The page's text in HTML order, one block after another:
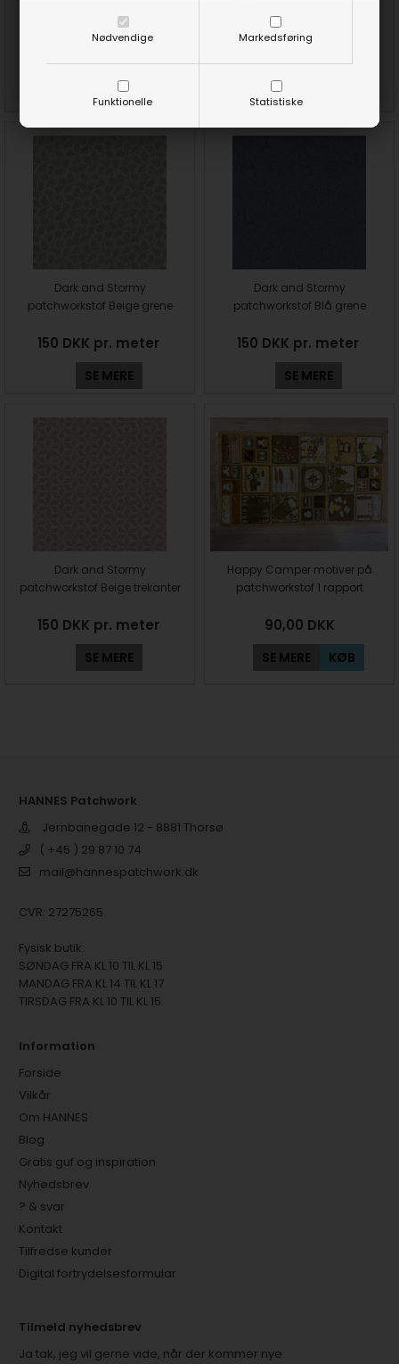
Nødvendige Markedsføring
Funktionelle Statistiske
patchworkstof blå snirkler
150 DKK pr. meter
SE MERE
patchworkstof blå blomster
150 DKK pr. meter
SE MERE
Dark and Stormy
patchworkstof Beige grene
150 DKK pr. meter
SE MERE
Dark and Stormy
patchworkstof Blå grene
150 DKK pr. meter
SE MERE
Dark and Stormy
patchworkstof Beige trekanter
150 DKK pr. meter
SE MERE
Happy Camper motiver på
patchworkstof 1 rapport
90,00 DKK
SE MERE KØB
HANNES Patchwork
Jernbanegade 12 - 8881 Thorsø
( +45 ) 29 87 10 74
mail@hannespatchwork.dk
CVR: 27275265
Fysisk butik:
SØNDAG FRA KL 10 TIL KL 15
MANDAG FRA KL 14 TIL KL 17
TIRSDAG FRA KL 10 TIL KL 15
Information
Forside
Vilkår
Om HANNES
Blog
Gratis guf og inspiration
Nyhedsbrev
? & svar
Kontakt
Tilfredse kunder
Digital fortrydelsesformular
Tilmeld nyhedsbrev
Ja tak, jeg vil gerne vide, når der kommer nye